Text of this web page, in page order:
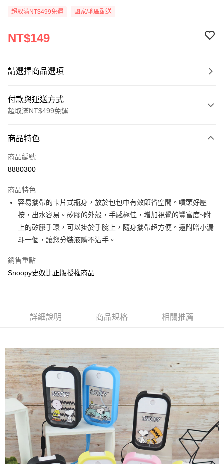
超取滿NT$499免運 國家/地區配送
NT$149
請選擇商品選項
付款與運送方式
超取滿NT$499免運
信用卡一次付款
超商取貨付款
Apple Pay
街口支付
悠遊付
AFTEE先享後付
相關說明
【關於「AFTEE先享後付」】
２．便利：只要手機號碼，簡訊認證，即可結帳。
１．於結帳方式選擇「AFTEE先享後付」後，將跳轉至「AFTEE先享後付」
結帳頁面，進行簡訊認證並確認金額後，即可完成結帳。
２．訂單成立數日內，您將收到繳費通知簡訊。
３．收到繳費通知簡訊後14天內，點擊此簡訊中的連結，可透過四大超商／
ATM／網路銀行／等多元方式進行付款，方視為交易完成。
※ 請注意：結帳手續完成當下不需立刻繳費，但若您需要取消訂單，請聯絡
購買商品的店家。未經商家同意取消之訂單仍視為有效，需透過AFTEE先享
後付繳納相關費用。
※ 交易是否成功請以「AFTEE先享後付 」之結帳頁面顯示為準，若有關於
是否繳費成功／繳費後需取消欲退款等相關疑問，請聯繫「AFTEE先享後付
客戶支援中心」https://netprotections.freshdesk.com/support/home
【注意事項】
付款後全家取貨
每筆NT$60，滿NT$499(含以上)免運費
7-11付款取貨
每筆NT$60，滿NT$499(含以上)免運費
付款後7-11取貨
每筆NT$60，滿NT$499(含以上)免運費
宅配
商品特色
商品編號
8880300
商品特色
容易攜帶的卡片式瓶身，放於包包中有效節省空間。噴頭好壓
按，出水容易。矽膠的外殼，手感極佳，增加視覺的豐富度~附
上的矽膠手環，可以掛於手腕上，隨身攜帶超方便。還附贈小漏
斗一個，讓您分裝液體不沾手。
銷售重點
Snoopy史奴比正版授權商品
詳細說明 商品規格 相關推薦